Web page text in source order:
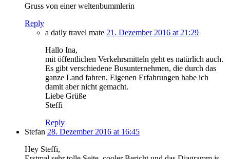
Gruss von einer weltenbummlerin
Reply
a daily travel mate 21. Dezember 2016 at 21:29
Hallo Ina,
mit öffentlichen Verkehrsmitteln geht es natürlich auch.
Es gibt verschiedene Busunternehmen, die durch das
ganze Land fahren. Eigenen Erfahrungen habe ich
damit aber nicht gemacht.
Liebe Grüße
Steffi
Reply
Stefan 28. Dezember 2016 at 16:45
Hey Steffi,